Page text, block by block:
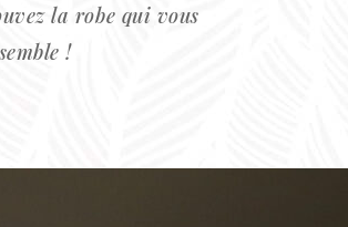
la robe qui vous
!